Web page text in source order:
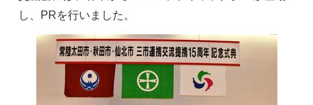
し、PRを行いました。